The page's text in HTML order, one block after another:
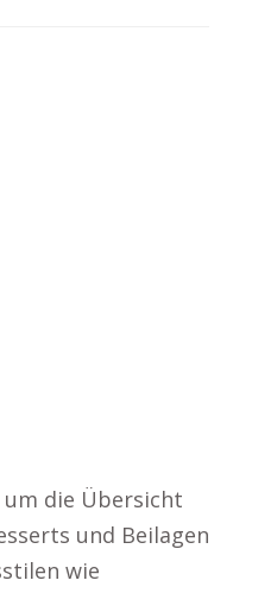
die Übersicht
und Beilagen
wie